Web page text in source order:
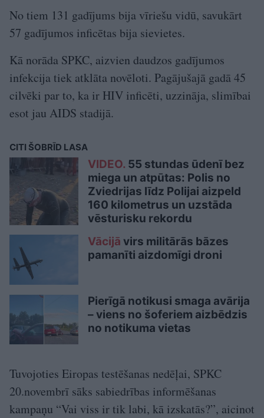
No tiem 131 gadījums bija vīriešu vidū, savukārt
57 gadījumos inficētas bija sievietes.
Kā norāda SPKC, aizvien daudzos gadījumos
infekcija tiek atklāta novēloti. Pagājušajā gadā 45
cilvēki par to, ka ir HIV inficēti, uzzināja, slimībai
esot jau AIDS stadijā.
CITI ŠOBRĪD LASA
VIDEO. 55 stundas ūdenī bez
miega un atpūtas: Polis no
Zviedrijas līdz Polijai aizpeld
160 kilometrus un uzstāda
vēsturisku rekordu
Vācijā virs militārās bāzes
pamanīti aizdomīgi droni
Pierīgā notikusi smaga avārija
– viens no šoferiem aizbēdzis
no notikuma vietas
Tuvojoties Eiropas testēšanas nedēļai, SPKC
20.novembrī sāks sabiedrības informēšanas
kampaņu “Vai viss ir tik labi, kā izskatās?”, aicinot